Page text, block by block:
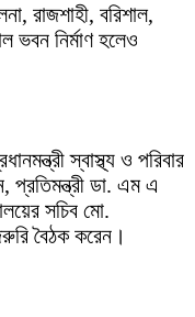
রাজশাহী, বরিশাল,
ভবন নির্মাণ হলেও
স্বাস্থ্য ও পরিবার
প্রতিমন্ত্রী ডা. এম এ
সচিব মো.
বৈঠক করেন।